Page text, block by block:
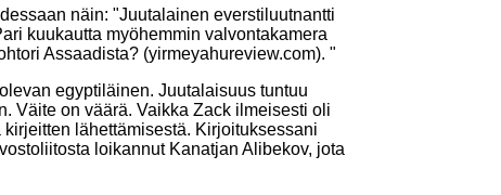
näin: "Juutalainen everstiluutnantti
kuukautta myöhemmin valvontakamera
Assaadista? (yirmeyahureview.com). "
egyptiläinen. Juutalaisuus tuntuu
Väite on väärä. Vaikka Zack ilmeisesti oli
lähettämisestä. Kirjoituksessani
loikannut Kanatjan Alibekov, jota